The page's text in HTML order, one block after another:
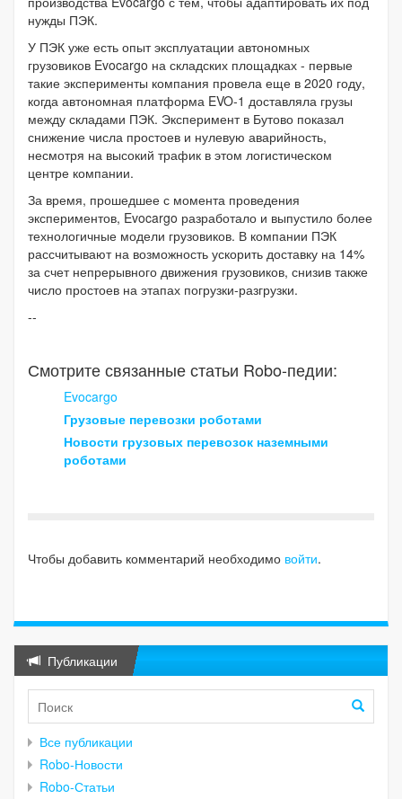
нужды ПЭК.
У ПЭК уже есть опыт эксплуатации автономных
грузовиков Evocargo на складских площадках - первые
такие эксперименты компания провела еще в 2020 году,
когда автономная платформа EVO-1 доставляла грузы
между складами ПЭК. Эксперимент в Бутово показал
снижение числа простоев и нулевую аварийность,
несмотря на высокий трафик в этом логистическом
центре компании.
За время, прошедшее с момента проведения
экспериментов, Evocargo разработало и выпустило более
технологичные модели грузовиков. В компании ПЭК
рассчитывают на возможность ускорить доставку на 14%
за счет непрерывного движения грузовиков, снизив также
число простоев на этапах погрузки-разгрузки.
--
Смотрите связанные статьи Robo-педии:
Evocargo
Грузовые перевозки роботами
Новости грузовых перевозок наземными
роботами
Чтобы добавить комментарий необходимо войти.
Публикации
Все публикации
Robo-Новости
Robo-Статьи